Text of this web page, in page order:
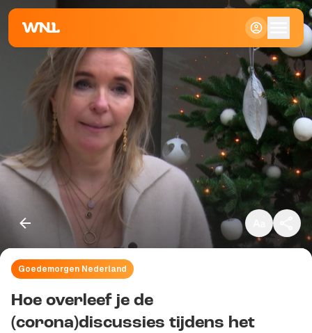
Klein
Standaard
Groot
Goedemorgen Nederland
Hoe overleef je de
(corona)discussies tijdens het